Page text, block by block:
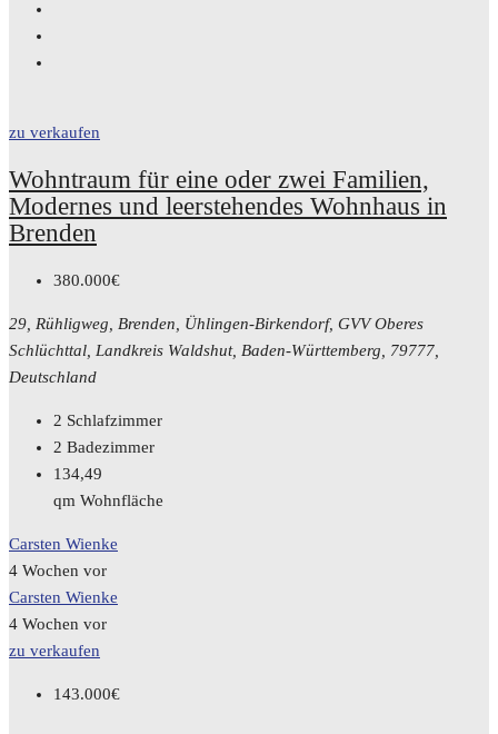
zu verkaufen
Wohntraum für eine oder zwei Familien,
Modernes und leerstehendes Wohnhaus in
Brenden
380.000€
29, Rühligweg, Brenden, Ühlingen-Birkendorf, GVV Oberes
Schlüchttal, Landkreis Waldshut, Baden-Württemberg, 79777,
Deutschland
2 Schlafzimmer
2 Badezimmer
134,49
qm Wohnfläche
Carsten Wienke
4 Wochen vor
Carsten Wienke
4 Wochen vor
zu verkaufen
143.000€